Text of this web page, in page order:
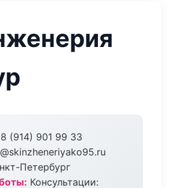
8 (914) 901 99 33
Петербург
Консультации: